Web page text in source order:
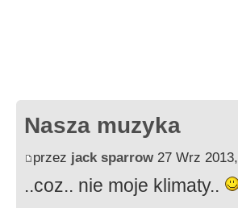
Nasza muzyka
przez jack sparrow 27 Wrz
..coz.. nie moje klimaty..